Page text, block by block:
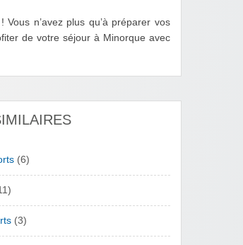
Vous n’avez plus qu’à préparer vos
de votre séjour à Minorque avec
(6)
(3)